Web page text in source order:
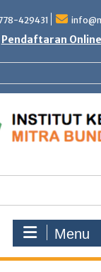
429431
Pendaftaran
Menu